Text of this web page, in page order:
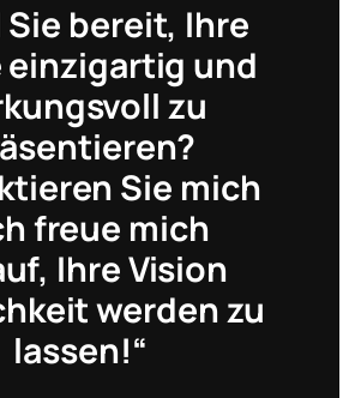
Sie bereit, Ihre
einzigartig und
zu
Sie mich
freue mich
Ihre Vision
werden zu
lassen!“